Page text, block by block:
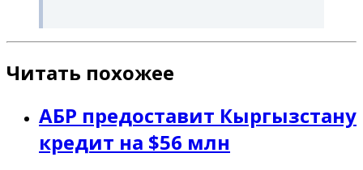
Читать похожее
АБР предоставит Кыргызстану
кредит на $56 млн